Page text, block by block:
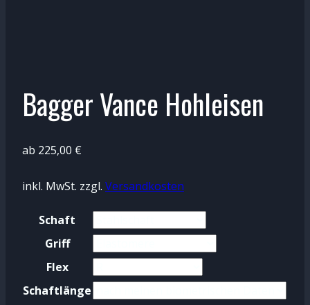
Bagger Vance Hohleisen
ab 225,00 €
inkl. MwSt. zzgl. Versandkosten
Schaft
Griff
Flex
Schaftlänge